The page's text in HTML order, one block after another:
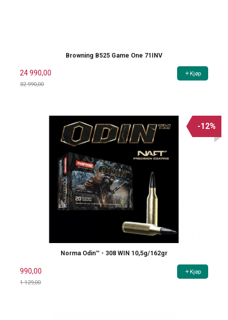
Browning B525 Game One 71INV
24 990,00
32 990,00
Kjøp
Norma Odin™ - 308 WIN 10,5g/162gr
990,00
1 129,00
-12%
Kjøp